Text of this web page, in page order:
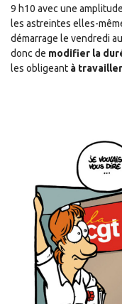
9 h10 avec une
les astreintes elles-
démarrage le vendredi
donc de modifier la
les obligeant à